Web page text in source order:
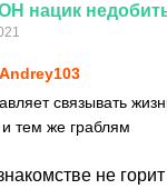
нацик
Andrey103
связывать
тем же граблям
не